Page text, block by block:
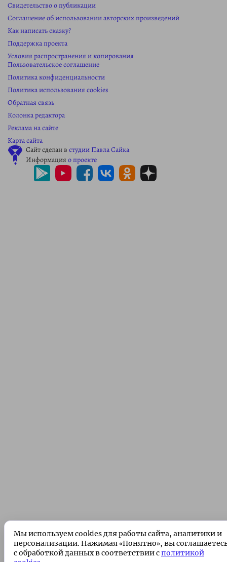
Свидетельство о публикации
Соглашение об использовании авторских произведений
Как написать сказку?
Поддержка проекта
Условия распространения и копирования
Пользовательское соглашение
Политика конфиденциальности
Политика использования cookies
Обратная связь
Колонка редактора
Реклама на сайте
Карта сайта
Сайт сделан в студии Павла Сайка
Информация о проекте
Мы используем cookies для работы сайта, аналитики и
персонализации. Нажимая «Понятно», вы
с обработкой данных в соответствии сполитикой